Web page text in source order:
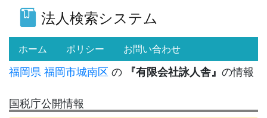
法人検索システム
ホーム (current)
ポリシー お問い合わせ
福岡県 福岡市城南区 の 『有限会社詠人舎』 の情報
国税庁公開情報